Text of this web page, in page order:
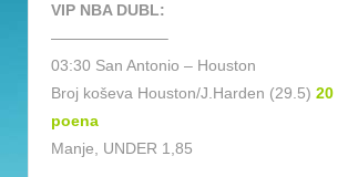
VIP NBA DUBL:
———————–
03:30 San Antonio – Houston
Broj koševa Houston/J.Harden (29.5) 20
poena
Manje, UNDER 1,85